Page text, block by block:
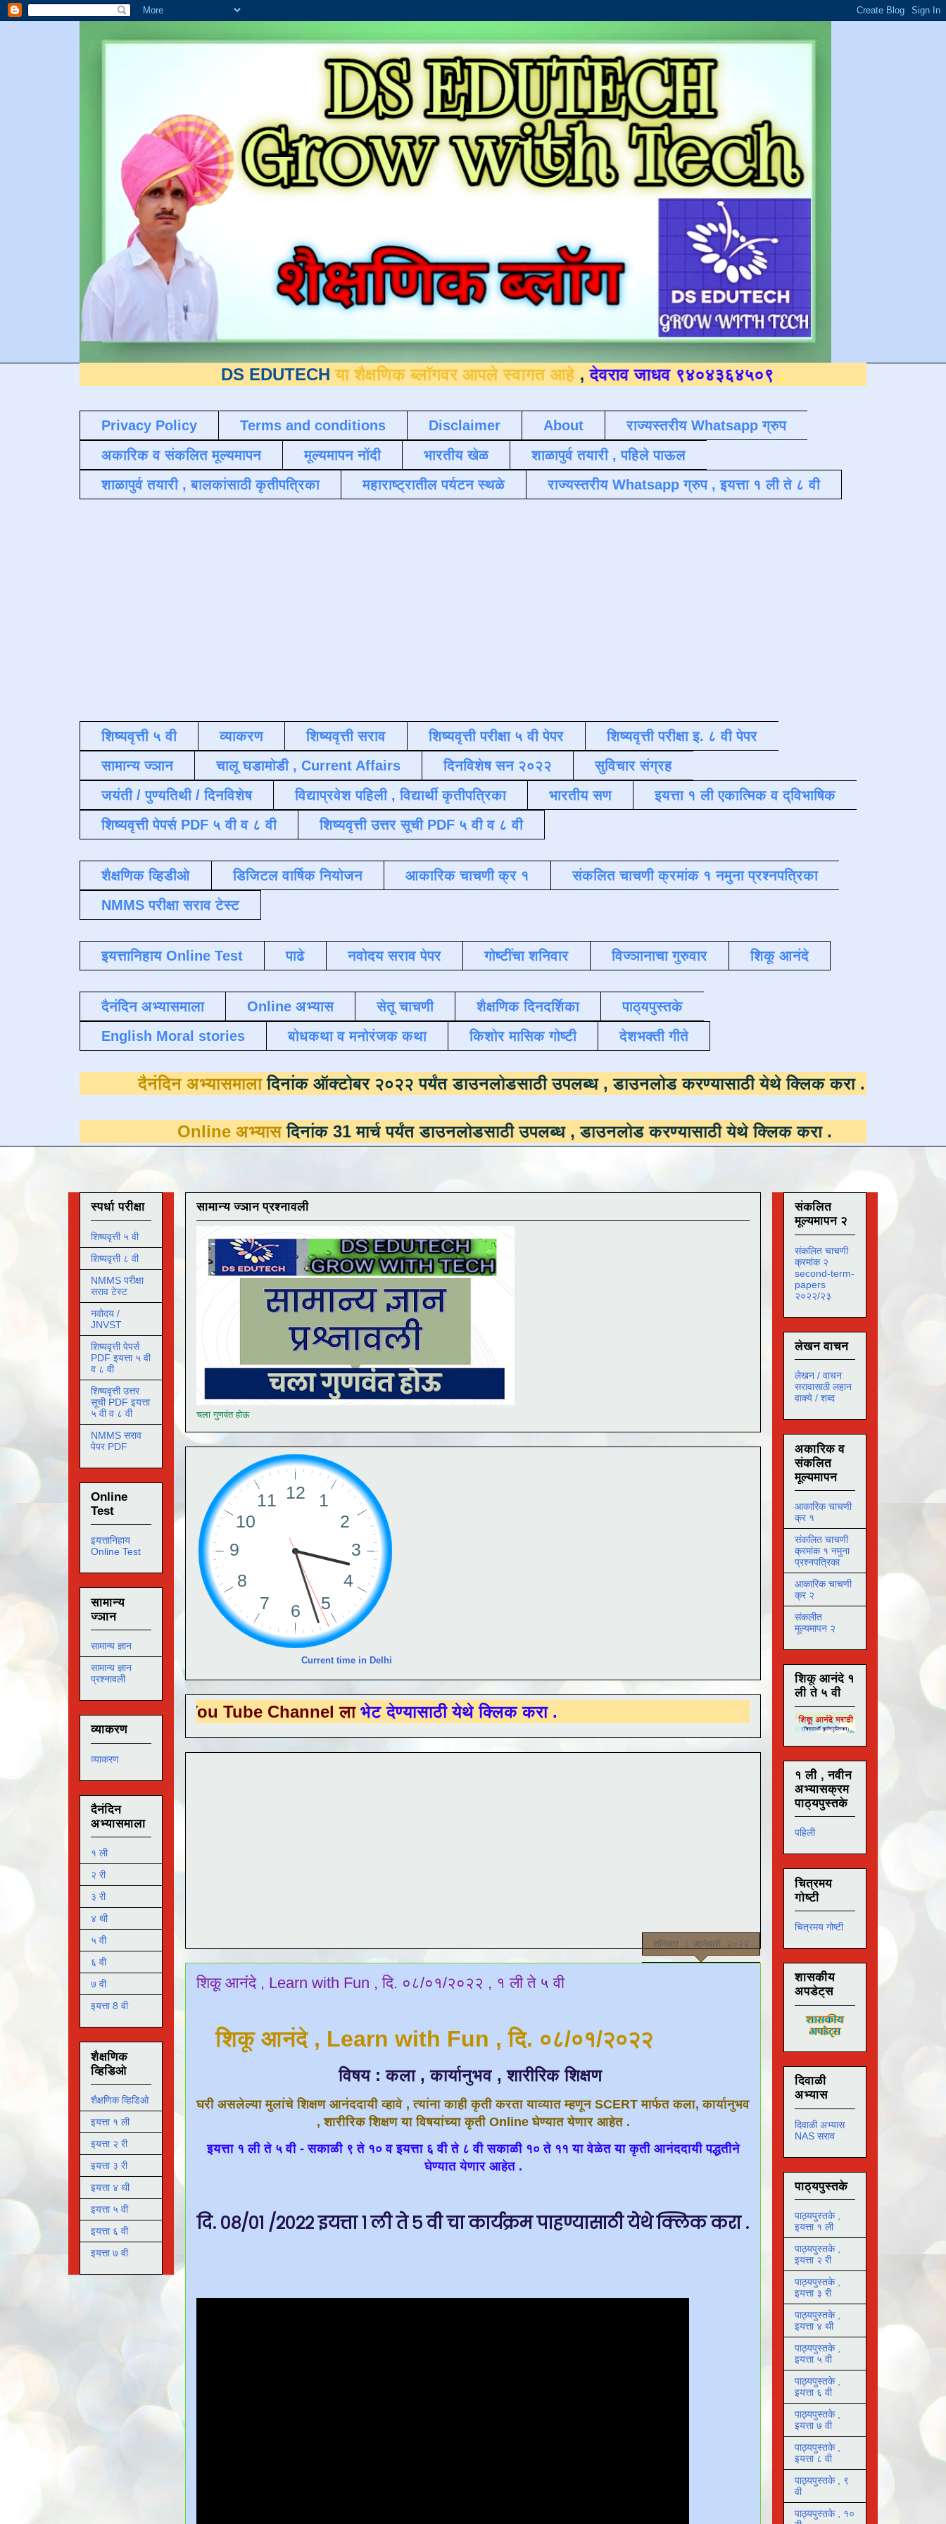
DS EDUTECH या शैक्षणिक ब्लॉगवर आपले स्वागत आहे ,देवराव जाधव ९४०४३६४५०९ .
Privacy Policy Terms and conditions Disclaimer About
राज्यस्तरीय Whatsapp ग्रुप
अकारिक व संकलित मूल्यमापन
मूल्यमापन नोंदी भारतीय खेळ
शाळापुर्व तयारी , पहिले पाऊल
शाळापुर्व तयारी , बालकांसाठी कृतीपत्रिका
महाराष्ट्रातील पर्यटन स्थळे राज्यस्तरीय Whatsapp ग्रुप , इयत्ता १ ली ते ८ वी
शिष्यवृत्ती ५ वी व्याकरण शिष्यवृत्ती सराव शिष्यवृत्ती परीक्षा ५ वी पेपर
शिष्यवृत्ती परीक्षा इ. ८ वी पेपर
सामान्य ज्ञान
चालू घडामोडी , Current Affairs दिनविशेष सन २०२२
सुविचार संग्रह
जयंती / पुण्यतिथी / दिनविशेष
विद्याप्रवेश पहिली , विद्यार्थी कृतीपत्रिका भारतीय सण
इयत्ता १ ली एकात्मिक व द्विभाषिक
शिष्यवृत्ती पेपर्स PDF ५ वी व ८ वी
शिष्यवृत्ती उत्तर सूची PDF ५ वी व ८ वी
शैक्षणिक व्हिडीओ डिजिटल वार्षिक नियोजन आकारिक चाचणी क्र १
संकलित चाचणी क्रमांक १ नमुना प्रश्नपत्रिका
NMMS परीक्षा सराव टेस्ट
इयत्तानिहाय Online Test पाढे नवोदय सराव पेपर गोष्टींचा शनिवार विज्ञानाचा गुरुवार शिकू आनंदे
दैनंदिन अभ्यासमाला Online अभ्यास सेतू चाचणी शैक्षणिक दिनदर्शिका
पाठ्यपुस्तके
English Moral stories
बोधकथा व मनोरंजक कथा किशोर मासिक गोष्टी देशभक्ती गीते
दैनंदिन अभ्यासमालादिनांक ऑक्टोबर २०२२ पर्यंत डाउनलोडसाठी उपलब्ध ,डाउनलोड करण्यासाठी येथे क्लिक करा
Online अभ्यासदिनांक 31 मार्च पर्यंत डाउनलोडसाठी उपलब्ध ,डाउनलोड करण्यासाठी येथे क्लिक करा.
सामान्य ज्ञान प्रश्नावली
चला गुणवंत होऊ
Current time in Delhi
EDUTECHया You Tube Channel लाभेट देण्यासाठी येथे क्लिक करा .
शनिवार, ८ जानेवारी, २०२२
शिकू आनंदे , Learn with Fun , दि. ०८/०१/२०२२ , १ ली ते ५ वी
शिकू आनंदे , Learn with Fun , दि. ०८/०१/२०२२
विषय : कला , कार्यानुभव , शारीरिक शिक्षण
घरी असलेल्या मुलांचे शिक्षण आनंददायी व्हावे , त्यांना काही कृती करता याव्यात म्हणून SCERT मार्फत कला, कार्यानुभव
, शारीरिक शिक्षण या विषयांच्या कृती Online घेण्यात येणार आहेत .
इयत्ता १ ली ते ५ वी - सकाळी ९ ते १० व इयत्ता ६ वी ते ८ वी सकाळी १० ते ११ या वेळेत या कृती आनंददायी पद्धतीने
घेण्यात येणार आहेत .
दि. ०८/०१ /२०२२ इयत्ता १ ली ते ५ वी चा कार्यक्रम पाहण्यासाठी येथे क्लिक करा .
स्पर्धा परीक्षा
शिष्यवृत्ती ५ वी
शिष्यवृत्ती ८ वी
NMMS परीक्षा
सराव टेस्ट
नवोदय /
JNVST
शिष्यवृत्ती पेपर्स
PDF इयत्ता ५ वी
व ८ वी
शिष्यवृत्ती उत्तर
सूची PDF इयत्ता
५ वी व ८ वी
NMMS सराव
पेपर PDF
Online
Test
इयत्तानिहाय
Online Test
सामान्य
ज्ञान
सामान्य ज्ञान
सामान्य ज्ञान
प्रश्नावली
व्याकरण
व्याकरण
दैनंदिन
अभ्यासमाला
१ ली
२ री
३ री
४ थी
५ वी
६ वी
७ वी
इयत्ता 8 वी
शैक्षणिक
व्हिडिओ
शैक्षणिक व्हिडिओ
इयत्ता १ ली
इयत्ता २ री
इयत्ता ३ री
इयत्ता ४ थी
इयत्ता ५ वी
इयत्ता ६ वी
इयत्ता ७ वी
संकलित
मूल्यमापन २
संकलित चाचणी
क्रमांक २
second-term-
papers
२०२२/२३
लेखन वाचन
लेखन / वाचन
सरावासाठी लहान
वाक्ये / शब्द
अकारिक व
संकलित
मूल्यमापन
आकारिक चाचणी
क्र १
संकलित चाचणी
क्रमांक १ नमुना
प्रश्नपत्रिका
आकारिक चाचणी
क्र २
संकलीत
मूल्यमापन २
शिकू आनंदे १
ली ते ५ वी
१ ली , नवीन
अभ्यासक्रम
पाठ्यपुस्तके
पहिली
चित्रमय
गोष्टी
चित्रमय गोष्टी
शासकीय
अपडेट्स
दिवाळी
अभ्यास
दिवाळी अभ्यास
NAS सराव
पाठ्यपुस्तके
पाठ्यपुस्तके ,
इयत्ता १ ली
पाठ्यपुस्तके ,
इयत्ता २ री
पाठ्यपुस्तके ,
इयत्ता ३ री
पाठ्यपुस्तके ,
इयत्ता ४ थी
पाठ्यपुस्तके ,
इयत्ता ५ वी
पाठ्यपुस्तके ,
इयत्ता ६ वी
पाठ्यपुस्तके ,
इयत्ता ७ वी
पाठ्यपुस्तके ,
इयत्ता ८ वी
पाठ्यपुस्तके , ९
वी
पाठ्यपुस्तके , १०